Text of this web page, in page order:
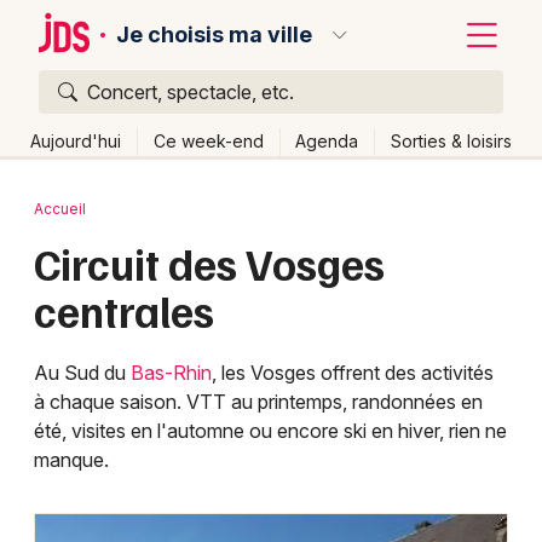
Je choisis ma ville
Concert, spectacle, etc.
Aujourd'hui Ce week-end Agenda Sorties & loisirs
Publier un événement
Activité & Expérience
Manifestations
Bordeaux
Colmar
Lyon
Marseille
Retour
Accueil
Circuit des Vosges
centrales
Au Sud du Bas-Rhin, les Vosges offrent des activités
à chaque saison. VTT au printemps, randonnées en
été, visites en l'automne ou encore ski en hiver, rien ne
manque.
Quoi ?
Où ?
Quand ?
Aujourd'hui
Demain